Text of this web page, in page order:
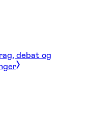
debat og